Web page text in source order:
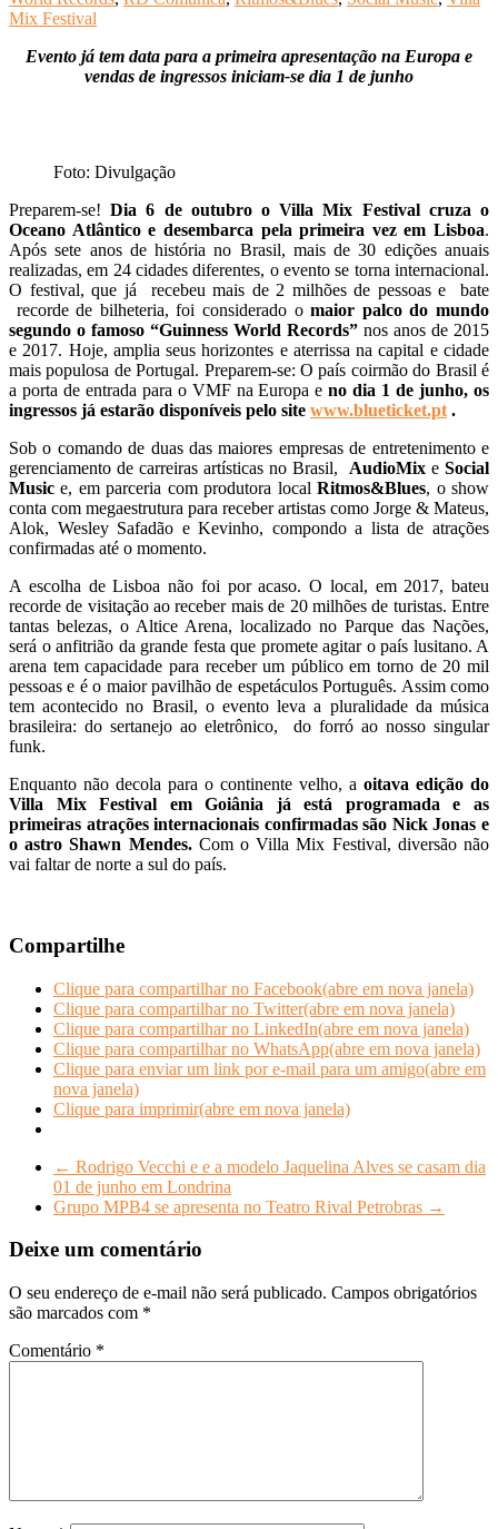
Mix Festival
Evento já tem data para a primeira apresentação na Europa e
vendas de ingressos iniciam-se dia 1 de junho
Foto: Divulgação
Preparem-se!Dia 6 de outubro o Villa Mix Festival cruza o
Oceano Atlântico e desembarca pela primeira vez em Lisboa.
Após sete anos de história no Brasil, mais de 30 edições anuais
realizadas, em 24 cidades diferentes, o evento se torna internacional.
O festival, que já recebeu mais de 2 milhões de pessoas e bate
recorde de bilheteria, foi considerado omaior palco do mundo
segundo o famoso “Guinness World Records” nos anos de 2015
e 2017. Hoje, amplia seus horizontes e aterrissa na capital e cidade
mais populosa de Portugal. Preparem-se: O país coirmão do Brasil é
a porta de entrada para o VMF na Europa e no dia 1 de junho, os
ingressos já estarão disponíveis pelo site www.blueticket.pt .
Sob o comando de duas das maiores empresas de entretenimento e
gerenciamento de carreiras artísticas no Brasil, AudioMix e Social
Music e, em parceria com produtora localRitmos&Blues, o show
conta com megaestrutura para receber artistas como Jorge & Mateus,
Alok, Wesley Safadão e Kevinho, compondo a lista de atrações
confirmadas até o momento.
A escolha de Lisboa não foi por acaso. O local, em 2017, bateu
recorde de visitação ao receber mais de 20 milhões de turistas. Entre
tantas belezas, o Altice Arena, localizado no Parque das Nações,
será o anfitrião da grande festa que promete agitar o país lusitano. A
arena tem capacidade para receber um público em torno de 20 mil
pessoas e é o maior pavilhão de espetáculos Português. Assim como
tem acontecido no Brasil, o evento leva a pluralidade da música
brasileira: do sertanejo ao eletrônico, do forró ao nosso singular
funk.
Enquanto não decola para o continente velho, a oitava edição do
Villa Mix Festival em Goiânia já está programada e as
primeiras atrações internacionais confirmadas são Nick Jonas e
o astro Shawn Mendes.Com o Villa Mix Festival, diversão não
vai faltar de norte a sul do país.
Compartilhe
Clique para compartilhar no Facebook(abre em nova janela)
Clique para compartilhar no Twitter(abre em nova janela)
Clique para compartilhar no LinkedIn(abre em nova janela)
Clique para compartilhar no WhatsApp(abre em nova janela)
Clique para enviar um link por e-mail para um amigo(abre em
nova janela)
Clique para imprimir(abre em nova janela)
← Rodrigo Vecchi e e a modelo Jaquelina Alves se casam dia
01 de junho em Londrina
Grupo MPB4 se apresenta no Teatro Rival Petrobras →
Deixe um comentário
O seu endereço de e-mail não será publicado. Campos obrigatórios
são marcados com *
Comentário *